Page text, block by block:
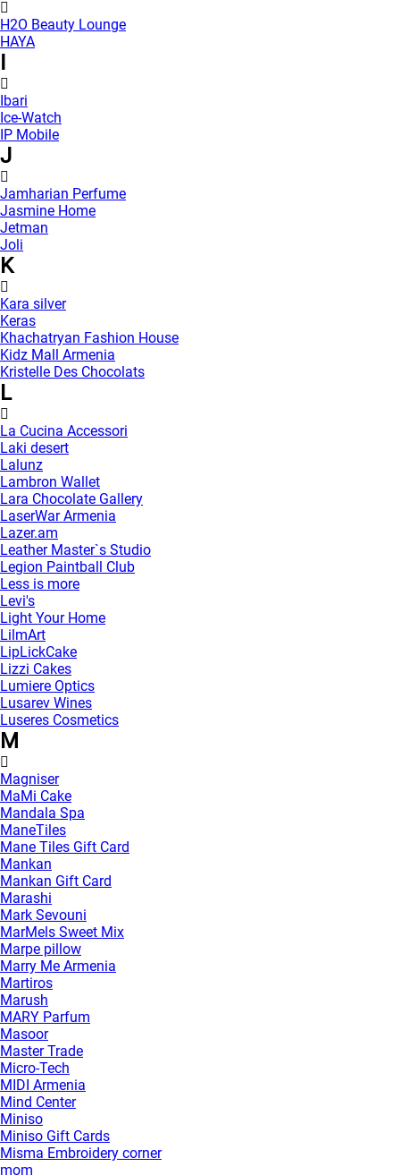
H2O Beauty Lounge
HAYA
Ibari
Ice-Watch
IP Mobile
J
Jamharian Perfume
Jasmine Home
Jetman
Joli
K
Kara silver
Keras
Khachatryan Fashion House
Kidz Mall Armenia
Kristelle Des Chocolats
L
La Cucina Accessori
Laki desert
Lalunz
Lambron Wallet
Lara Chocolate Gallery
LaserWar Armenia
Lazer.am
Leather Master`s Studio
Legion Paintball Club
Less is more
Levi's
Light Your Home
LilmArt
LipLickCake
Lizzi Cakes
Lumiere Optics
Lusarev Wines
Luseres Cosmetics
M
Magniser
MaMi Cake
Mandala Spa
ManeTiles
Mane Tiles Gift Card
Mankan
Mankan Gift Card
Marashi
Mark Sevouni
MarMels Sweet Mix
Marpe pillow
Marry Me Armenia
Martiros
Marush
MARY Parfum
Masoor
Master Trade
Micro-Tech
MIDI Armenia
Mind Center
Miniso
Miniso Gift Cards
Misma Embroidery corner
mom